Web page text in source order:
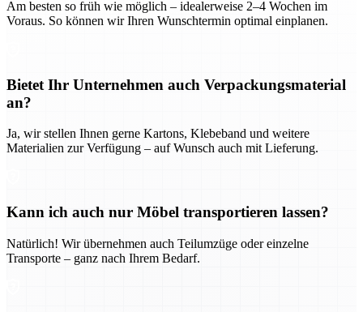
Am besten so früh wie möglich – idealerweise 2–4 Wochen im
Voraus. So können wir Ihren Wunschtermin optimal einplanen.
Bietet Ihr Unternehmen auch Verpackungsmaterial
an?
Ja, wir stellen Ihnen gerne Kartons, Klebeband und weitere
Materialien zur Verfügung – auf Wunsch auch mit Lieferung.
Kann ich auch nur Möbel transportieren lassen?
Natürlich! Wir übernehmen auch Teilumzüge oder einzelne
Transporte – ganz nach Ihrem Bedarf.